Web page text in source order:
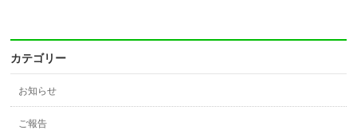
カテゴリー
お知らせ
ご報告